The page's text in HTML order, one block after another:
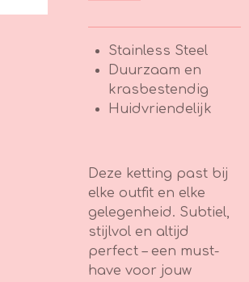
Stainless Steel
Duurzaam en
krasbestendig
Huidvriendelijk
Deze ketting past bij
elke outfit en elke
gelegenheid. Subtiel,
stijlvol en altijd
perfect – een must-
have voor jouw